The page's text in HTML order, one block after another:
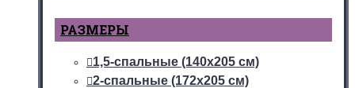
РАЗМЕРЫ
1,5-спальные (140х205 см)
2-спальные (172х205 см)